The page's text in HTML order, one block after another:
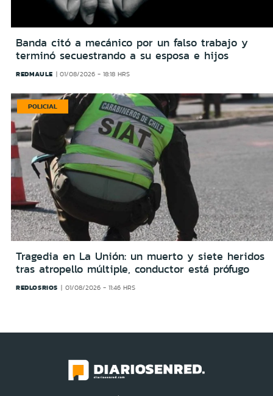
Banda citó a mecánico por un falso trabajo y
terminó secuestrando a su esposa e hijos
REDMAULE 01/08/2026 - 18:18 HRS
POLICIAL
Tragedia en La Unión: un muerto y siete heridos
tras atropello múltiple, conductor está prófugo
REDLOSRIOS 01/08/2026 - 11:46 HRS